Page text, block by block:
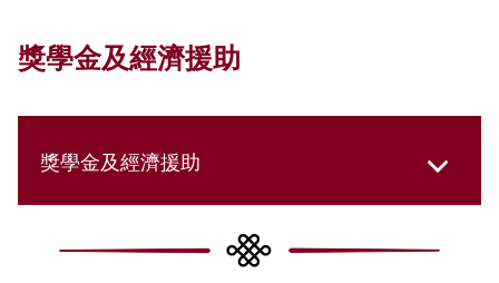
獎學金及經濟援助
獎學金及經濟援助